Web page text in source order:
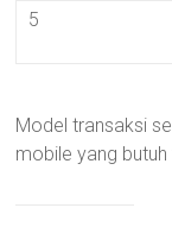
5
Model transaksi
mobile yang